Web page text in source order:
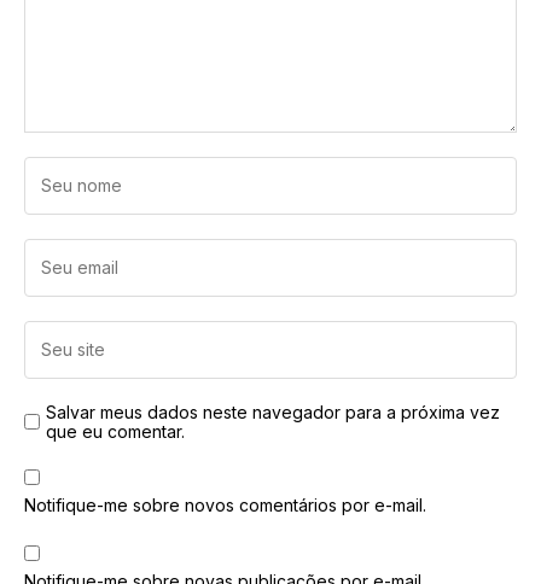
Salvar meus dados neste navegador para a próxima vez
que eu comentar.
Notifique-me sobre novos comentários por e-mail.